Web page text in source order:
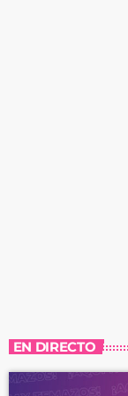
EN DIRECTO